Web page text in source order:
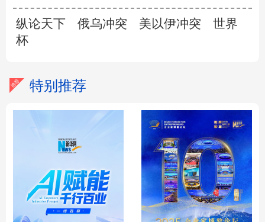
纵论天下 俄乌冲突 美以伊冲突
世界
杯
特别推荐